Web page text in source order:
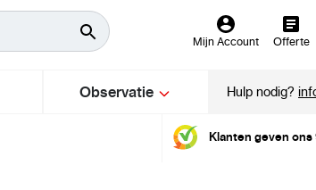
Mijn Account Offerte
Observatie Hulp nodig?
Klanten geven ons